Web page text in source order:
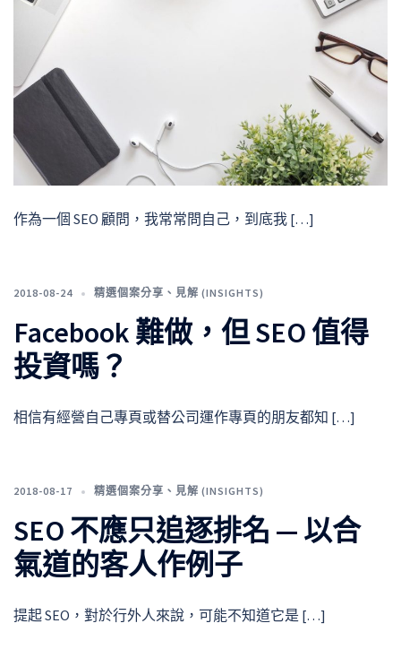
作為一個 SEO 顧問，我常常問自己，到底我 […]
2018-08-24 精選個案分享 、 見解 (INSIGHTS)
Facebook 難做，但 SEO 值得
投資嗎？
相信有經營自己專頁或替公司運作專頁的朋友都知 […]
2018-08-17 精選個案分享 、 見解 (INSIGHTS)
SEO 不應只追逐排名 — 以合
氣道的客人作例子
提起 SEO，對於行外人來說，可能不知道它是 […]